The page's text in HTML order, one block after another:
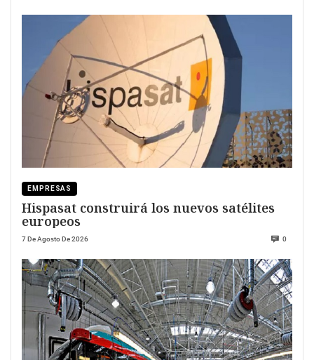
EMPRESAS
Hispasat construirá los nuevos satélites
europeos
7 De Agosto De 2026 0